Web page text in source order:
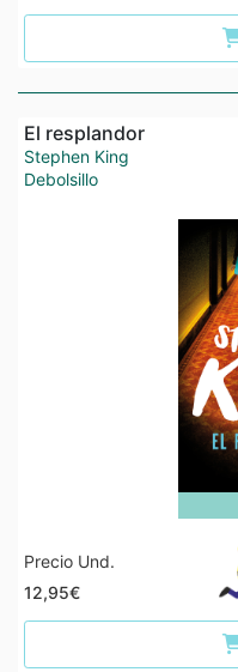
El resplandor
Stephen King
Debolsillo
Precio Und.
12,95€